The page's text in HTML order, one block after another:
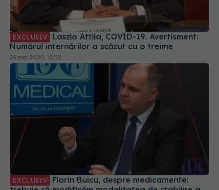
EXCLUSIV
Numărul internărilor a scăzut cu o treime
29 mai 2020, 12:52
EXCLUSIV